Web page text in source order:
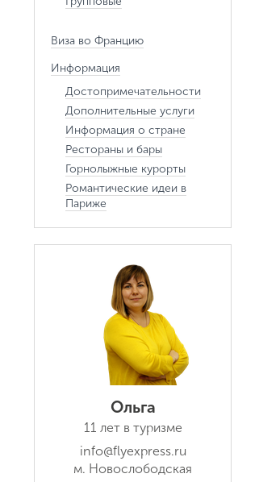
Виза во Францию
Информация
Достопримечательности
Дополнительные услуги
Информация о стране
Рестораны и бары
Горнолыжные курорты
Романтические идеи в
Париже
Ольга
11 лет в туризме
info@flyexpress.ru
м. Новослободская